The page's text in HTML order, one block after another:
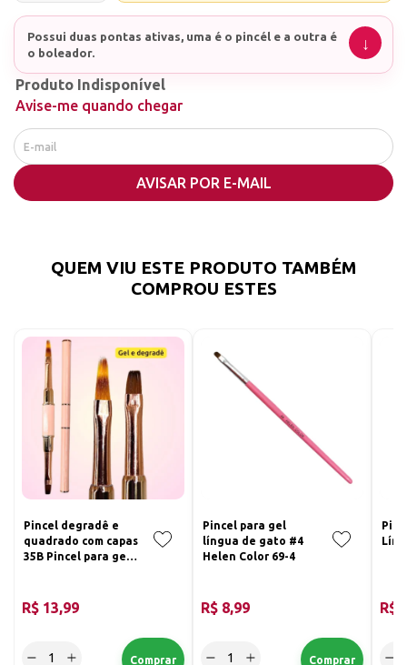
Possui duas pontas ativas, uma é o pincél e a outra é
o boleador.
Produto Indisponível
Avise-me quando chegar
AVISAR POR E-MAIL
QUEM VIU ESTE PRODUTO TAMBÉM
COMPROU ESTES
Pincel degradê e
quadrado com capas
35B Pincel para gel
R$ 13,99
Pincel para gel
língua de gato #4
Helen Color 69-4
R$ 8,99 R$